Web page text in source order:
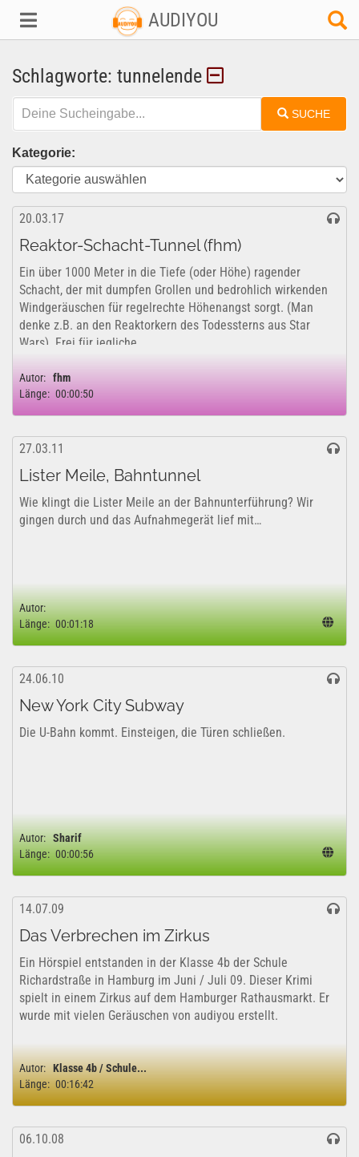
AUDIYOU
Schlagworte: tunnelende
SUCHE
Kategorie:
20.03.17
Reaktor-Schacht-Tunnel (fhm)
Ein über 1000 Meter in die Tiefe (oder Höhe) ragender
Schacht, der mit dumpfen Grollen und bedrohlich wirkenden
Windgeräuschen für regelrechte Höhenangst sorgt. (Man
denke z.B. an den Reaktorkern des Todessterns aus Star
Wars). Frei für jegliche...
Autor: fhm
Länge: 00:00:50
27.03.11
Lister Meile, Bahntunnel
Wie klingt die Lister Meile an der Bahnunterführung? Wir
gingen durch und das Aufnahmegerät lief mit…
Autor:
Länge: 00:01:18
24.06.10
New York City Subway
Die U-Bahn kommt. Einsteigen, die Türen schließen.
Autor: Sharif
Länge: 00:00:56
14.07.09
Das Verbrechen im Zirkus
Ein Hörspiel entstanden in der Klasse 4b der Schule
Richardstraße in Hamburg im Juni / Juli 09. Dieser Krimi
spielt in einem Zirkus auf dem Hamburger Rathausmarkt. Er
wurde mit vielen Geräuschen von audiyou erstellt.
Autor: Klasse 4b / Schule...
Länge: 00:16:42
06.10.08